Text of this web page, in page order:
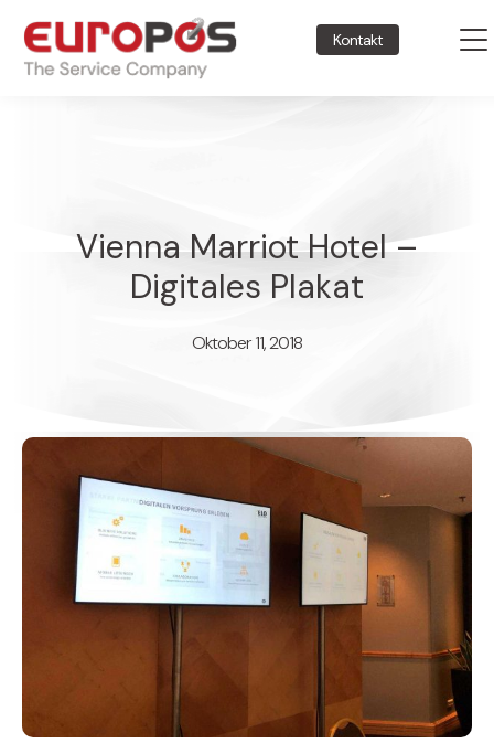
Kontakt
Vienna Marriot Hotel –
Digitales Plakat
Oktober 11, 2018